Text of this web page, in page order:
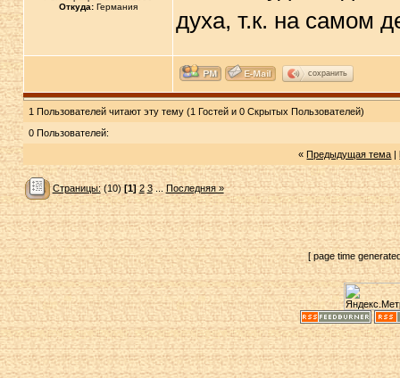
Откуда:Германия
духа, т.к. на самом
сохранить
1 Пользователей читают эту тему (1 Гостей и 0 Скрытых Пользователей)
0 Пользователей:
«Предыдущая тема |
Страницы:(10)[1] 2 3...Последняя »
[ page time